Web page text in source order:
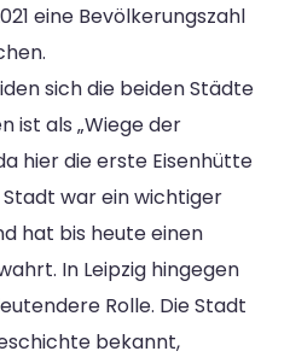
eine Bevölkerungszahl
sich die beiden Städte
ist als „Wiege der
hier die erste Eisenhütte
war ein wichtiger
hat bis heute einen
In Leipzig hingegen
Rolle. Die Stadt
bekannt,